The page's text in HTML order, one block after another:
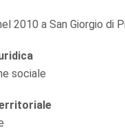
2010 a San Giorgio di
sociale